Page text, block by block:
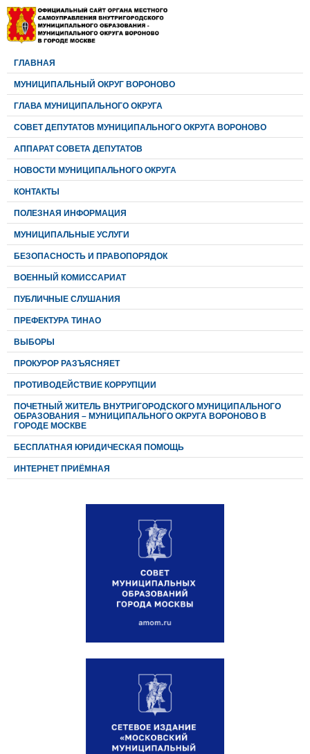
ГЛАВНАЯ
МУНИЦИПАЛЬНЫЙ ОКРУГ ВОРОНОВО
ГЛАВА МУНИЦИПАЛЬНОГО ОКРУГА
CОВЕТ ДЕПУТАТОВ МУНИЦИПАЛЬНОГО ОКРУГА ВОРОНОВО
АППАРАТ СОВЕТА ДЕПУТАТОВ
НОВОСТИ МУНИЦИПАЛЬНОГО ОКРУГА
КОНТАКТЫ
ПОЛЕЗНАЯ ИНФОРМАЦИЯ
МУНИЦИПАЛЬНЫЕ УСЛУГИ
БЕЗОПАСНОСТЬ И ПРАВОПОРЯДОК
ВОЕННЫЙ КОМИССАРИАТ
ПУБЛИЧНЫЕ СЛУШАНИЯ
ПРЕФЕКТУРА ТИНАО
ВЫБОРЫ
ПРОКУРОР РАЗЪЯСНЯЕТ
ПРОТИВОДЕЙСТВИЕ КОРРУПЦИИ
ПОЧЕТНЫЙ ЖИТЕЛЬ ВНУТРИГОРОДСКОГО МУНИЦИПАЛЬНОГО
ОБРАЗОВАНИЯ – МУНИЦИПАЛЬНОГО ОКРУГА ВОРОНОВО В
ГОРОДЕ МОСКВЕ
БЕСПЛАТНАЯ ЮРИДИЧЕСКАЯ ПОМОЩЬ
ИНТЕРНЕТ ПРИЁМНАЯ